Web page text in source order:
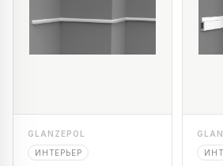
GLANZEPOL
ИНТЕРЬЕР